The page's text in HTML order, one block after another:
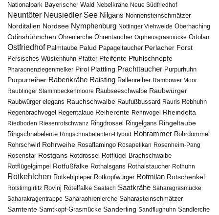
Nationalpark Bayerischer Wald Nebelkrähe Neue Südfriedhof
Neuntöter Neusiedler See Nilgans Nonnensteinschmätzer
Norditalien Nordsee Nymphenburg Nöttinger Viehweide Oberhaching
Odinshühnchen Ohrenlerche Ohrentaucher Orpheusgrasmücke Ortolan
Ostfriedhof Palmtaube Palud Papageitaucher Perlacher Forst
Persisches Wüstenhuhn Pfatter Pfeifente Pfuhlschnepfe
Pharaonenziegenmelker Pirol Plattling Prachttaucher Purpurhuhn
Purpurreiher Rabenkrähe Raisting Rallenreiher Rambower Moor
Raublinger Stammbeckenmoore Raubseeschwalbe Raubwürger
Raubwürger elegans Rauchschwalbe Raufußbussard Rauris Rebhuhn
Regenbrachvogel Regentalaue Reiherente Rennvogel Rheindelta
Riedboden Riesenrotschwanz Ringdrossel Ringelgans Ringeltaube
Ringschnabelente Ringschnabelenten-Hybrid Rohrammer Rohrdommel
Rohrschwirl Rohrweihe Rosaflamingo Rosapelikan Rosenheim-Pang
Rosenstar Rostgans Rotdrossel
Rotflügel-Brachschwalbe
Rotflügelgimpel Rotfußfalke Rothalsgans Rothalstaucher Rothuhn
Rotkehlchen Rotkehlpieper Rotkopfwürger Rotmilan Rotschenkel
Rotstirngirlitz Rovinj Rötelfalke Saalach Saatkrähe Saharagrasmücke
Saharakragentrappe Saharaohrenlerche Saharasteinschmätzer
Samtente Samtkopf-Grasmücke Sanderling Sandflughuhn Sandlerche